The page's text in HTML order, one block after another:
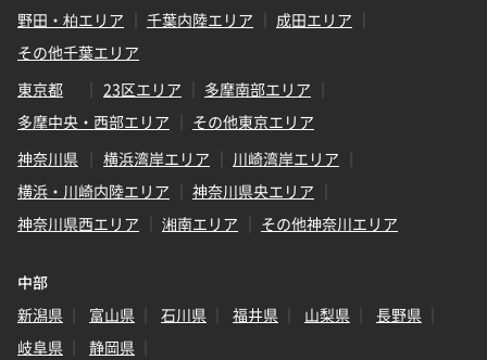
野田・柏エリア
千葉内陸エリア
成田エリア
その他千葉エリア
東京都
23区エリア
多摩南部エリア
多摩中央・西部エリア
その他東京エリア
神奈川県
横浜湾岸エリア
川崎湾岸エリア
横浜・川崎内陸エリア
神奈川県央エリア
神奈川県西エリア
湘南エリア その他神奈川エリア
中部
新潟県
富山県 石川県 福井県 山梨県
長野県
岐阜県
静岡県